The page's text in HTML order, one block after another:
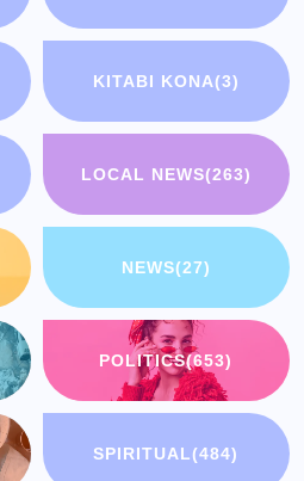
KITABI KONA(3)
LOCAL NEWS(263)
NEWS(27)
POLITICS(653)
SPIRITUAL(484)